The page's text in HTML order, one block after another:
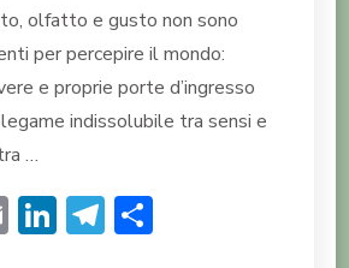
olfatto e gusto non sono
per percepire il mondo:
e proprie porte d’ingresso
indissolubile tra sensi e
…
EmailLinkedIn
Telegram